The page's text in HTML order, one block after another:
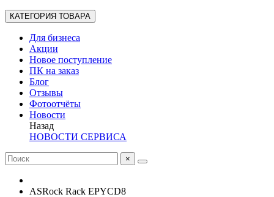
КАТЕГОРИЯ ТОВАРА
Для бизнеса
Акции
Новое поступление
ПК на заказ
Блог
Отзывы
Фотоотчёты
Новости
Назад
НОВОСТИ СЕРВИСА
×
ASRock Rack EPYCD8